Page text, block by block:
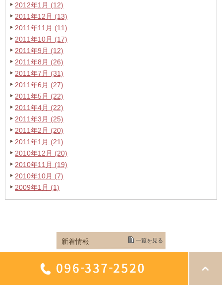
2012年1月 (12)
2011年12月 (13)
2011年11月 (11)
2011年10月 (17)
2011年9月 (12)
2011年8月 (26)
2011年7月 (31)
2011年6月 (27)
2011年5月 (22)
2011年4月 (22)
2011年3月 (25)
2011年2月 (20)
2011年1月 (21)
2010年12月 (20)
2010年11月 (19)
2010年10月 (7)
2009年1月 (1)
新着情報 一覧を見る
菊陽町で開催中のグループトレー